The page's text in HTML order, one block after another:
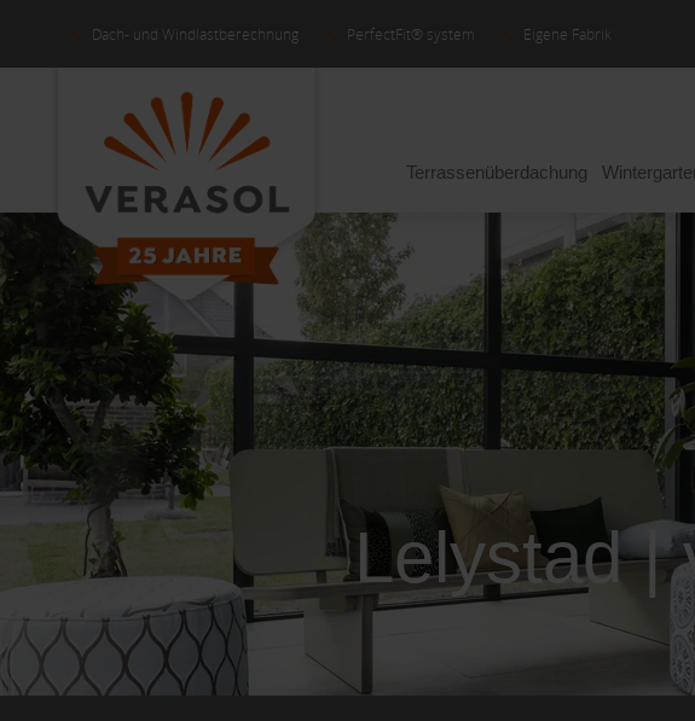
Dach- und Windlastberechnung PerfectFit® system Eigene Fabrik
Terrassenüberdachung
Lelystad |